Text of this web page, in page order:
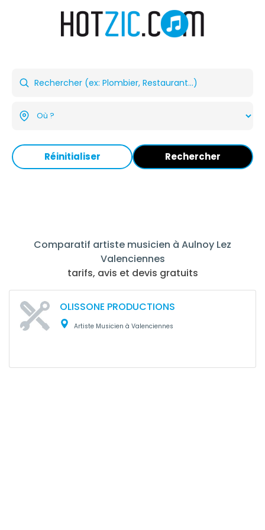
Réinitialiser Rechercher
Comparatif artiste musicien à Aulnoy Lez
Valenciennes
tarifs, avis et devis gratuits
OLISSONE PRODUCTIONS
Artiste Musicien à Valenciennes